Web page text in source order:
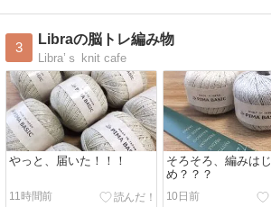
3
Libraの脳トレ編み物
Libra’ｓ knit cafe
やっと、届いた！！！
11時間前
そろそろ、編みはじ
め？？？
10日前